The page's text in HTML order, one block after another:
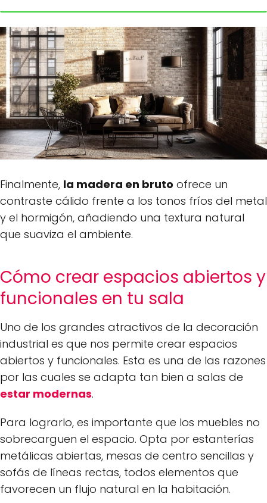
Finalmente, la madera en bruto ofrece un
contraste cálido frente a los tonos fríos del metal
y el hormigón, añadiendo una textura natural
que suaviza el ambiente.
Cómo crear espacios abiertos y
funcionales en tu sala
Uno de los grandes atractivos de la decoración
industrial es que nos permite crear espacios
abiertos y funcionales. Esta es una de las razones
por las cuales se adapta tan bien a salas de
estar modernas.
Para lograrlo, es importante que los muebles no
sobrecarguen el espacio. Opta por estanterías
metálicas abiertas, mesas de centro sencillas y
sofás de líneas rectas, todos elementos que
favorecen un flujo natural en la habitación.